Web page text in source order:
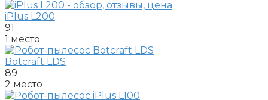
iPlus L200
91
1 место
Botcraft LDS
89
2 место